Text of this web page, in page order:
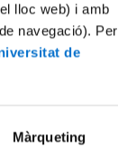
lloc web) i amb
navegació). Per
de
Màrqueting